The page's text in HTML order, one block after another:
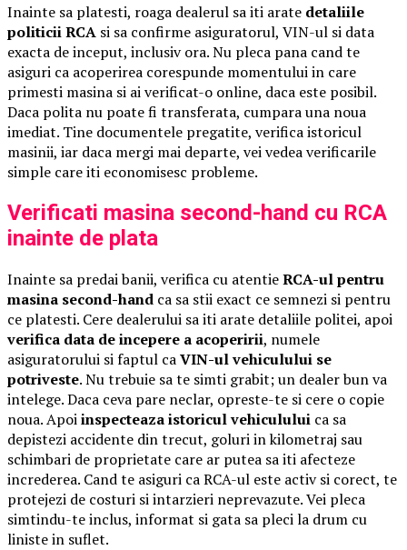
Inainte sa platesti, roaga dealerul sa iti arate detaliile
politicii RCA si sa confirme asiguratorul, VIN-ul si data
exacta de inceput, inclusiv ora. Nu pleca pana cand te
asiguri ca acoperirea corespunde momentului in care
primesti masina si ai verificat-o online, daca este posibil.
Daca polita nu poate fi transferata, cumpara una noua
imediat. Tine documentele pregatite, verifica istoricul
masinii, iar daca mergi mai departe, vei vedea verificarile
simple care iti economisesc probleme.
Verificati masina second-hand cu RCA
inainte de plata
Inainte sa predai banii, verifica cu atentieRCA-ul pentru
masina second-hand ca sa stii exact ce semnezi si pentru
ce platesti. Cere dealerului sa iti arate detaliile politei, apoi
verifica data de incepere a acoperirii, numele
asiguratorului si faptul caVIN-ul vehiculului se
potriveste. Nu trebuie sa te simti grabit; un dealer bun va
intelege. Daca ceva pare neclar, opreste-te si cere o copie
noua. Apoiinspecteaza istoricul vehiculului ca sa
depistezi accidente din trecut, goluri in kilometraj sau
schimbari de proprietate care ar putea sa iti afecteze
increderea. Cand te asiguri ca RCA-ul este activ si corect, te
protejezi de costuri si intarzieri neprevazute. Vei pleca
simtindu-te inclus, informat si gata sa pleci la drum cu
liniste in suflet.